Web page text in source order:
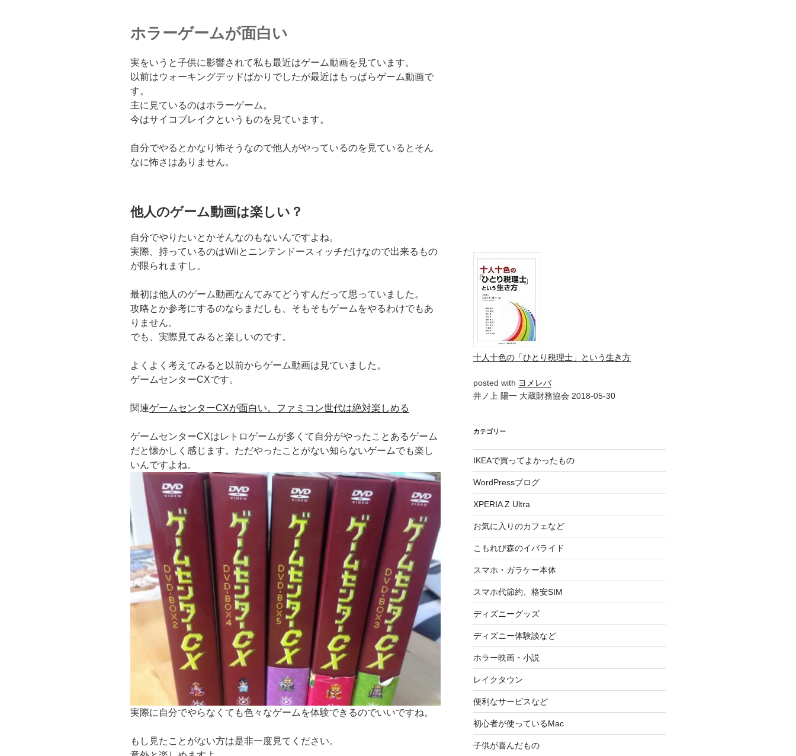
ホラーゲームが面白い
実をいうと子供に影響されて私も最近はゲーム動画を見ています。
以前はウォーキングデッドばかりでしたが最近はもっぱらゲーム動画で
す。
主に見ているのはホラーゲーム。
今はサイコブレイクというものを見ています。
自分でやるとかなり怖そうなので他人がやっているのを見ているとそん
なに怖さはありません。
他人のゲーム動画は楽しい？
自分でやりたいとかそんなのもないんですよね。
実際、持っているのはWiiとニンテンドースィッチだけなので出来るもの
が限られますし。
最初は他人のゲーム動画なんてみてどうすんだって思っていました。
攻略とか参考にするのならまだしも、そもそもゲームをやるわけでもあ
りません。
でも、実際見てみると楽しいのです。
よくよく考えてみると以前からゲーム動画は見ていました。
ゲームセンターCXです。
関連ゲームセンターCXが面白い。ファミコン世代は絶対楽しめる
ゲームセンターCXはレトロゲームが多くて自分がやったことあるゲーム
だと懐かしく感じます。ただやったことがない知らないゲームでも楽し
いんですよね。
実際に自分でやらなくても色々なゲームを体験できるのでいいですね。
もし見たことがない方は是非一度見てください。
十人十色の「ひとり税理士」という生き方
posted with ヨメレバ
井ノ上 陽一 大蔵財務協会 2018-05-30
カテゴリー
IKEAで買ってよかったもの
WordPressブログ
XPERIA Z Ultra
お気に入りのカフェなど
こもれび森のイバライド
スマホ・ガラケー本体
スマホ代節約、格安SIM
ディズニーグッズ
ディズニー体験談など
ホラー映画・小説
レイクタウン
便利なサービスなど
初心者が使っているMac
子供が喜んだもの